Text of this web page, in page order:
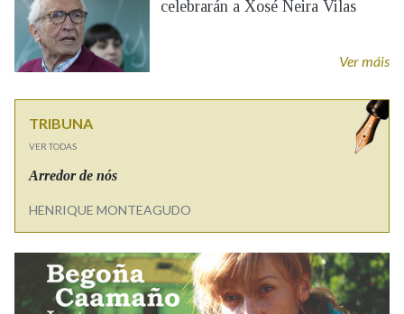
celebrarán a Xosé Neira Vilas
Ver máis
TRIBUNA
VER TODAS
Arredor de nós
HENRIQUE MONTEAGUDO